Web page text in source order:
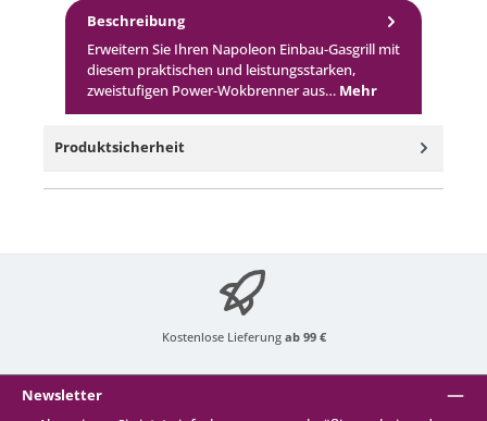
Beschreibung
Erweitern Sie Ihren Napoleon Einbau-Gasgrill mit
diesem praktischen und leistungsstarken,
zweistufigen Power-Wokbrenner aus… Mehr
Produktsicherheit
Kostenlose Lieferung ab 99 €
Newsletter